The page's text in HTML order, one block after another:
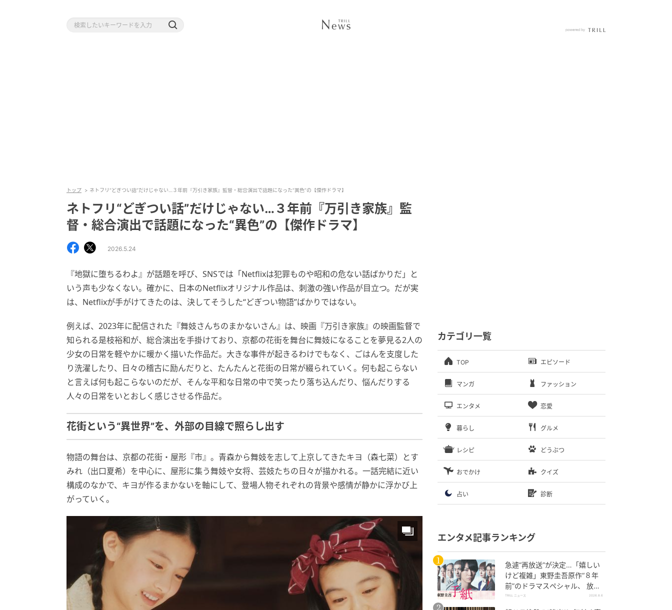
トップ ネトフリ“どぎつい話”だけじゃない…３年前『万引き家族』監督・総合演出で話題になった“異色”の【傑作ドラマ】
ネトフリ“どぎつい話”だけじゃない…３年前『万引き家族』監
督・総合演出で話題になった“異色”の【傑作ドラマ】
2026.5.24
『地獄に堕ちるわよ』が話題を呼び、SNSでは「Netflixは犯罪ものや昭和の危ない話ばかりだ」と
いう声も少なくない。確かに、日本のNetflixオリジナル作品は、刺激の強い作品が目立つ。だが実
は、Netflixが手がけてきたのは、決してそうした“どぎつい物語”ばかりではない。
例えば、2023年に配信された『舞妓さんちのまかないさん』は、映画『万引き家族』の映画監督で
知られる是枝裕和が、総合演出を手掛けており、京都の花街を舞台に舞妓になることを夢見る2人の
少女の日常を軽やかに暖かく描いた作品だ。大きな事件が起きるわけでもなく、ごはんを支度した
り洗濯したり、日々の稽古に励んだりと、たんたんと花街の日常が綴られていく。何も起こらない
と言えば何も起こらないのだが、そんな平和な日常の中で笑ったり落ち込んだり、悩んだりする
人々の日常をいとおしく感じさせる作品だ。
花街という“異世界”を、外部の目線で照らし出す
物語の舞台は、京都の花街・屋形『市』。青森から舞妓を志して上京してきたキヨ（森七菜）とす
みれ（出口夏希）を中心に、屋形に集う舞妓や女将、芸妓たちの日々が描かれる。一話完結に近い
構成のなかで、キヨが作るまかないを軸にして、登場人物それぞれの背景や感情が静かに浮かび上
がっていく。
カテゴリ一覧
TOP エピソード
マンガ ファッション
エンタメ 恋愛
暮らし グルメ
レシピ どうぶつ
おでかけ クイズ
占い 診断
エンタメ記事ランキング
急遽“再放送”が決定…「嬉しい
けど複雑」東野圭吾原作“８年
前”のドラマスペシャル、 放送
内容“変更”に反響
TRILL ニュース 2026.8.6